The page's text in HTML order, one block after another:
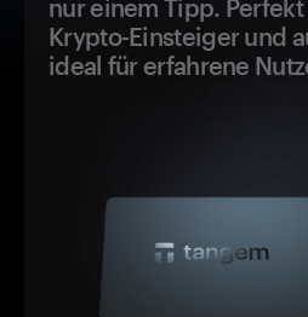
nur einem Tipp.
Krypto-Einsteiger und
ideal für erfahrene